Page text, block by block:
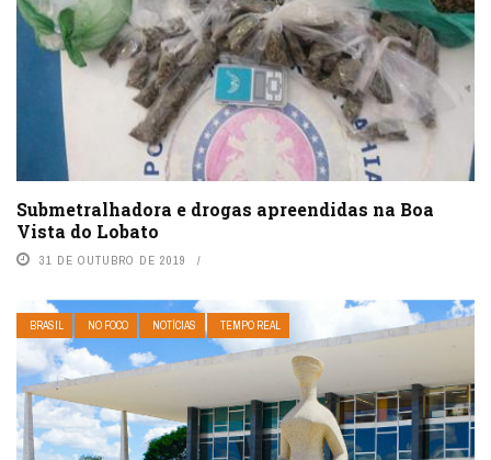
Submetralhadora e drogas apreendidas na Boa
Vista do Lobato
31 DE OUTUBRO DE 2019
BRASIL NO FOCO NOTÍCIAS TEMPO REAL